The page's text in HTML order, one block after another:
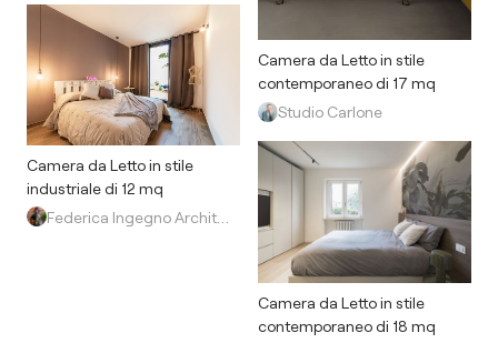
Camera da Letto in stile
industriale di 12 mq
Camera da Letto in stile
contemporaneo di 17 mq
Studio Carlone
Camera da Letto in stile
contemporaneo di 18 mq